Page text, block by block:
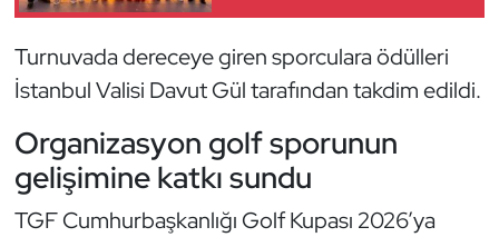
Turnuvada dereceye giren sporculara ödülleri
İstanbul Valisi Davut Gül tarafından takdim edildi.
Organizasyon golf sporunun
gelişimine katkı sundu
TGF Cumhurbaşkanlığı Golf Kupası 2026’ya
Okçuluk
Optimist
Oryantiring